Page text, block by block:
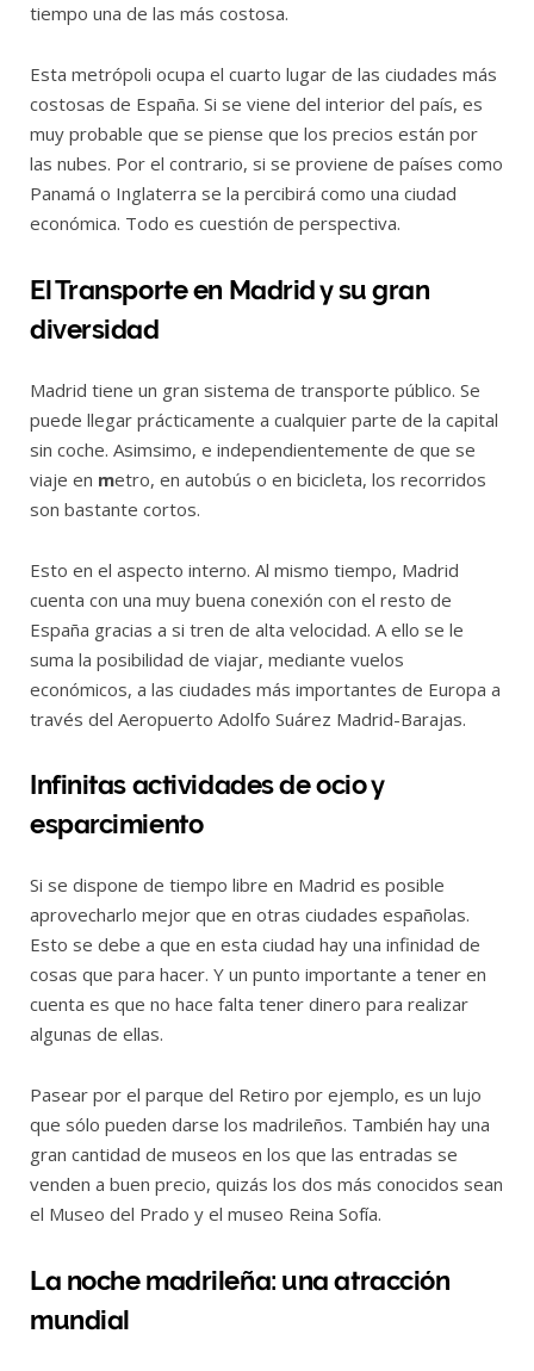
tiempo una de las más costosa.
Esta metrópoli ocupa el cuarto lugar de las ciudades más
costosas de España. Si se viene del interior del país, es
muy probable que se piense que los precios están por
las nubes. Por el contrario, si se proviene de países como
Panamá o Inglaterra se la percibirá como una ciudad
económica. Todo es cuestión de perspectiva.
El Transporte en Madrid y su gran
diversidad
Madrid tiene un gran sistema de transporte público. Se
puede llegar prácticamente a cualquier parte de la capital
sin coche. Asimsimo, e independientemente de que se
viaje en metro, en autobús o en bicicleta, los recorridos
son bastante cortos.
Esto en el aspecto interno. Al mismo tiempo, Madrid
cuenta con una muy buena conexión con el resto de
España gracias a si tren de alta velocidad. A ello se le
suma la posibilidad de viajar, mediante vuelos
económicos, a las ciudades más importantes de Europa a
través del Aeropuerto Adolfo Suárez Madrid-Barajas.
Infinitas actividades de ocio y
esparcimiento
Si se dispone de tiempo libre en Madrid es posible
aprovecharlo mejor que en otras ciudades españolas.
Esto se debe a que en esta ciudad hay una infinidad de
cosas que para hacer. Y un punto importante a tener en
cuenta es que no hace falta tener dinero para realizar
algunas de ellas.
Pasear por el parque del Retiro por ejemplo, es un lujo
que sólo pueden darse los madrileños. También hay una
gran cantidad de museos en los que las entradas se
venden a buen precio, quizás los dos más conocidos sean
el Museo del Prado y el museo Reina Sofía.
La noche madrileña: una atracción
mundial